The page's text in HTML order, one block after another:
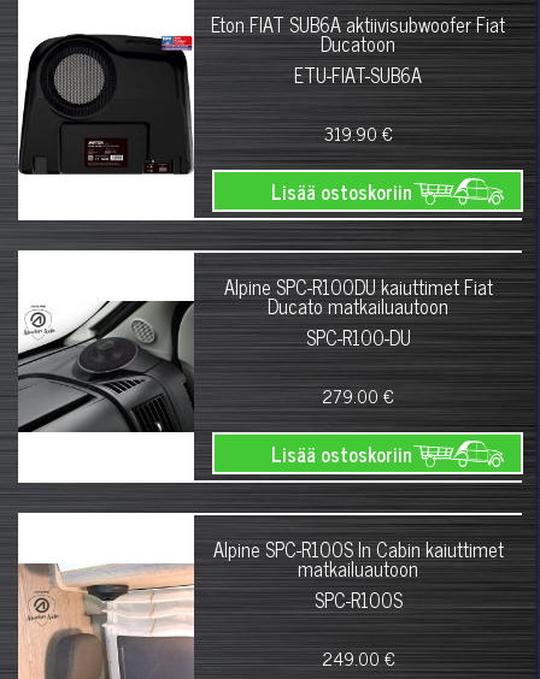
Eton FIAT SUB6A aktiivisubwoofer Fiat
Ducatoon
ETU-FIAT-SUB6A
319.90 €
Lisää ostoskoriin
Alpine SPC-R100DU kaiuttimet Fiat
Ducato matkailuautoon
SPC-R100-DU
279.00 €
Lisää ostoskoriin
Alpine SPC-R100S In Cabin kaiuttimet
matkailuautoon
SPC-R100S
249.00 €